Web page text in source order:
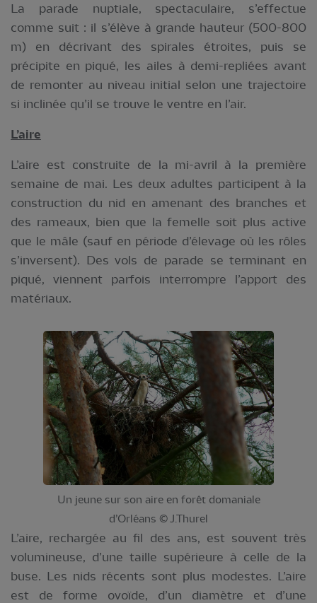
La parade nuptiale, spectaculaire, s’effectue
comme suit : il s’élève à grande hauteur (500-800
m) en décrivant des spirales étroites, puis se
précipite en piqué, les ailes à demi-repliées avant
de remonter au niveau initial selon une trajectoire
si inclinée qu’il se trouve le ventre en l’air.
L’aire
L’aire est construite de la mi-avril à la première
semaine de mai. Les deux adultes participent à la
construction du nid en amenant des branches et
des rameaux, bien que la femelle soit plus active
que le mâle (sauf en période d’élevage où les rôles
s’inversent). Des vols de parade se terminant en
piqué, viennent parfois interrompre l’apport des
matériaux.
Un jeune sur son aire en forêt domaniale
d’Orléans © J.Thurel
L’aire, rechargée au fil des ans, est souvent très
volumineuse, d’une taille supérieure à celle de la
buse. Les nids récents sont plus modestes. L’aire
est de forme ovoïde, d’un diamètre et d’une